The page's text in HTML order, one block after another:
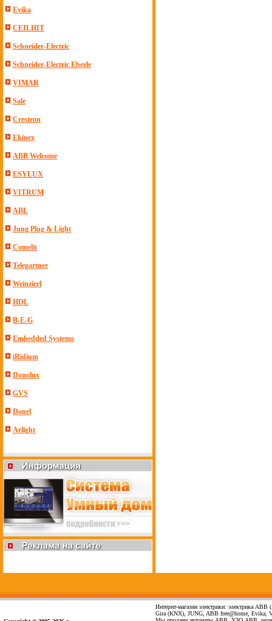
Evika
CEILHIT
Schneider-Electric
Schneider-Electric Eberle
VIMAR
Sale
Crestron
Ekinex
ABB Welcome
ESYLUX
VITRUM
ABL
Jung Plug & Light
Comelit
Telegartner
Weinzierl
HDL
B-E-G
Embedded Systems
iRidium
Donolux
GVS
Donel
Arlight
Интернт-магазин электрики: электрика
Gira (KNX), JUNG, ABB free@home, Evika,